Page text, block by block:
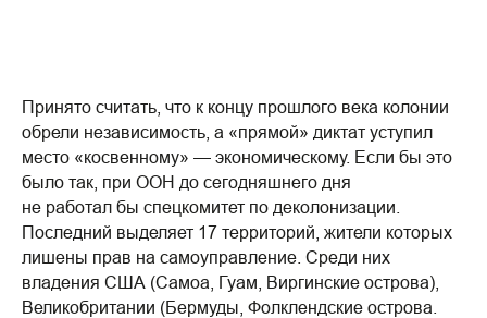
Принято считать, что к концу прошлого века колонии
обрели независимость, а «прямой» диктат уступил
место «косвенному» — экономическому. Если бы это
было так, при ООН до сегодняшнего дня
не работал бы спецкомитет по деколонизации.
Последний выделяет 17 территорий, жители которых
лишены прав на самоуправление. Среди них
владения США (Самоа, Гуам, Виргинские острова),
Великобритании (Бермуды, Фолклендские острова.